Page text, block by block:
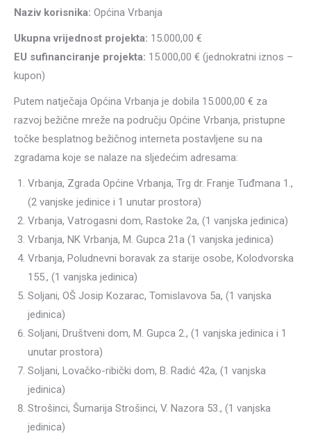
Naziv korisnika: Općina Vrbanja
Ukupna vrijednost projekta: 15.000,00 €
EU sufinanciranje projekta: 15.000,00 € (jednokratni iznos –
kupon)
Putem natječaja Općina Vrbanja je dobila 15.000,00 € za
razvoj bežične mreže na području Općine Vrbanja, pristupne
točke besplatnog bežičnog interneta postavljene su na
zgradama koje se nalaze na sljedećim adresama:
Vrbanja, Zgrada Općine Vrbanja, Trg dr. Franje Tuđmana 1.,
(2 vanjske jedinice i 1 unutar prostora)
Vrbanja, Vatrogasni dom, Rastoke 2a, (1 vanjska jedinica)
Vrbanja, NK Vrbanja, M. Gupca 21a (1 vanjska jedinica)
Vrbanja, Poludnevni boravak za starije osobe, Kolodvorska
155., (1 vanjska jedinica)
Soljani, OŠ Josip Kozarac, Tomislavova 5a, (1 vanjska
jedinica)
Soljani, Društveni dom, M. Gupca 2., (1 vanjska jedinica i 1
unutar prostora)
Soljani, Lovačko-ribički dom, B. Radić 42a, (1 vanjska
jedinica)
Strošinci, Šumarija Strošinci, V. Nazora 53., (1 vanjska
jedinica)